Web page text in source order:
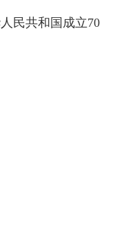
民共和国成立70